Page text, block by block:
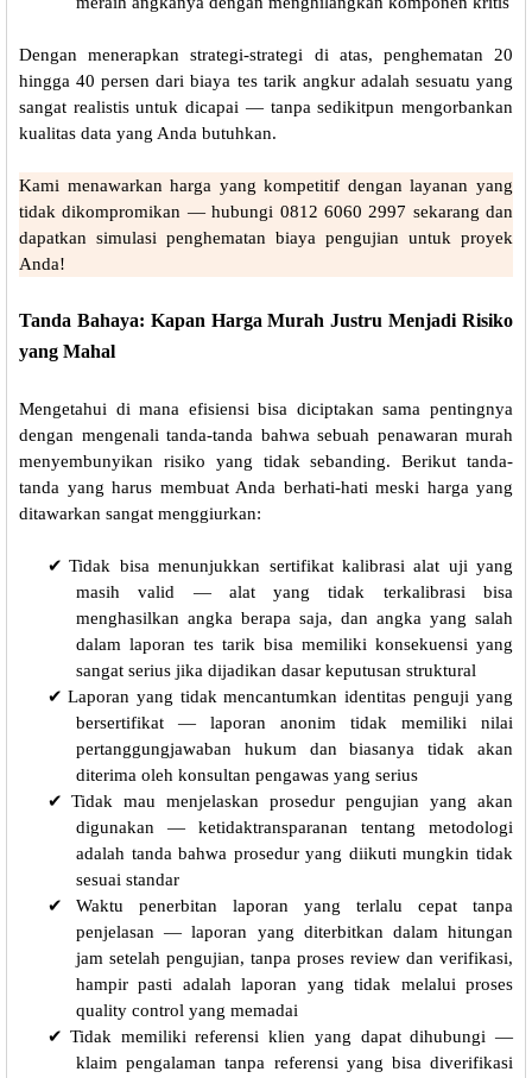
Dengan menerapkan strategi-strategi di atas, penghematan 20
hingga 40 persen dari biaya tes tarik angkur adalah sesuatu yang
sangat realistis untuk dicapai — tanpa sedikitpun mengorbankan
kualitas data yang Anda butuhkan.
Kami menawarkan harga yang kompetitif dengan layanan yang
tidak dikompromikan — hubungi 0812 6060 2997 sekarang dan
dapatkan simulasi penghematan biaya pengujian untuk proyek
Anda!
Tanda Bahaya: Kapan Harga Murah Justru Menjadi Risiko
yang Mahal
Mengetahui di mana efisiensi bisa diciptakan sama pentingnya
dengan mengenali tanda-tanda bahwa sebuah penawaran murah
menyembunyikan risiko yang tidak sebanding. Berikut tanda-
tanda yang harus membuat Anda berhati-hati meski harga yang
ditawarkan sangat menggiurkan:
✔ Tidak bisa menunjukkan sertifikat kalibrasi alat uji yang
masih valid — alat yang tidak terkalibrasi bisa
menghasilkan angka berapa saja, dan angka yang salah
dalam laporan tes tarik bisa memiliki konsekuensi yang
sangat serius jika dijadikan dasar keputusan struktural
✔ Laporan yang tidak mencantumkan identitas penguji yang
bersertifikat — laporan anonim tidak memiliki nilai
pertanggungjawaban hukum dan biasanya tidak akan
diterima oleh konsultan pengawas yang serius
✔ Tidak mau menjelaskan prosedur pengujian yang akan
digunakan — ketidaktransparanan tentang metodologi
adalah tanda bahwa prosedur yang diikuti mungkin tidak
sesuai standar
✔
Waktu penerbitan laporan yang terlalu cepat tanpa
penjelasan — laporan yang diterbitkan dalam hitungan
jam setelah pengujian, tanpa proses review dan verifikasi,
hampir pasti adalah laporan yang tidak melalui proses
quality control yang memadai
✔ Tidak memiliki referensi klien yang dapat dihubungi —
klaim pengalaman tanpa referensi yang bisa diverifikasi